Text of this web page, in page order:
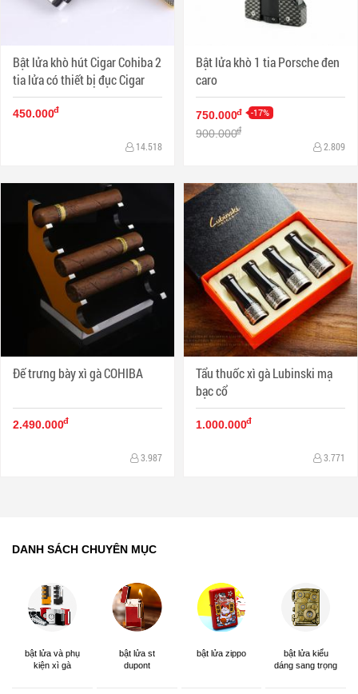
Bật lửa khò hút Cigar Cohiba 2
tia lửa có thiết bị đục Cigar
450.000đ
14.518
Bật lửa khò 1 tia Porsche đen
caro
750.000đ -17%
900.000đ
2.809
Đế trưng bày xì gà COHIBA
2.490.000đ
3.987
Tẩu thuốc xì gà Lubinski mạ
bạc cổ
1.000.000đ
3.771
DANH SÁCH CHUYÊN MỤC
bật lửa và phụ
kiện xì gà
bật lửa st
dupont
bật lửa zippo
bật lửa kiểu
dáng sang trọng